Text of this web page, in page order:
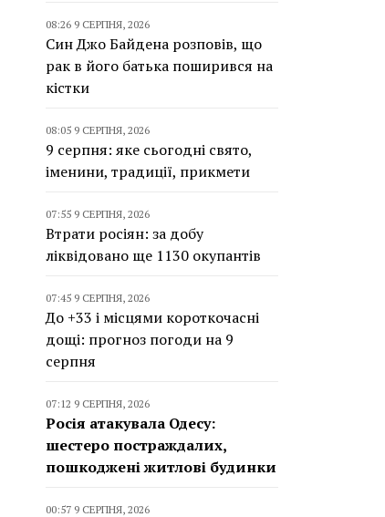
08:26 9 СЕРПНЯ, 2026
Син Джо Байдена розповів, що
рак в його батька поширився на
кістки
08:05 9 СЕРПНЯ, 2026
9 серпня: яке сьогодні свято,
іменини, традиції, прикмети
07:55 9 СЕРПНЯ, 2026
Втрати росіян: за добу
ліквідовано ще 1130 окупантів
07:45 9 СЕРПНЯ, 2026
До +33 і місцями короткочасні
дощі: прогноз погоди на 9
серпня
07:12 9 СЕРПНЯ, 2026
Росія атакувала Одесу:
шестеро постраждалих,
пошкоджені житлові будинки
00:57 9 СЕРПНЯ, 2026